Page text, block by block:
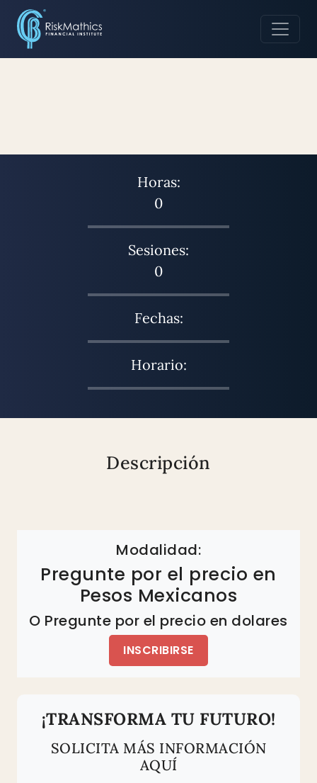
Horas:
0
Sesiones:
0
Fechas:
Horario:
Descripción
Modalidad:
Pregunte por el precio en
Pesos Mexicanos
O Pregunte por el precio en dolares
INSCRIBIRSE
¡TRANSFORMA TU FUTURO!
SOLICITA MÁS INFORMACIÓN
AQUÍ